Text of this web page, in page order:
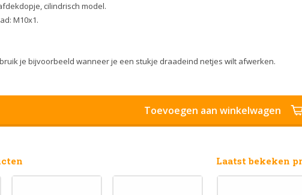
cilindrisch model.
M10x1.
je bijvoorbeeld wanneer je een stukje draadeind netjes wilt afwerken.
Toevoegen aan winkelwagen
Laatst bekeken